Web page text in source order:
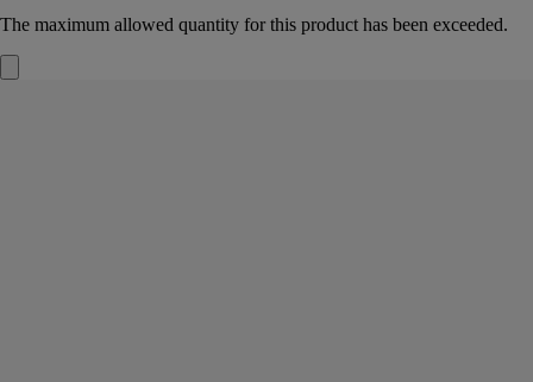
The maximum allowed quantity for this product has been exceeded.